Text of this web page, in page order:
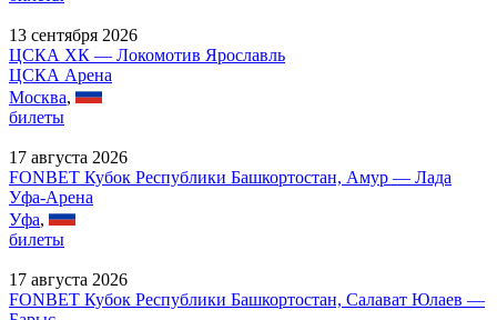
13 сентября 2026
ЦСКА ХК — Локомотив Ярославль
ЦСКА Арена
Москва,
билеты
17 августа 2026
FONBET Кубок Республики Башкортостан, Амур — Лада
Уфа-Арена
Уфа,
билеты
17 августа 2026
FONBET Кубок Республики Башкортостан, Салават Юлаев —